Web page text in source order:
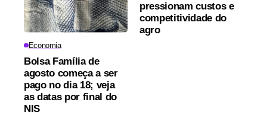
Economia
Bolsa Família de
agosto começa a ser
pago no dia 18; veja
as datas por final do
NIS
pressionam custos e
competitividade do
agro